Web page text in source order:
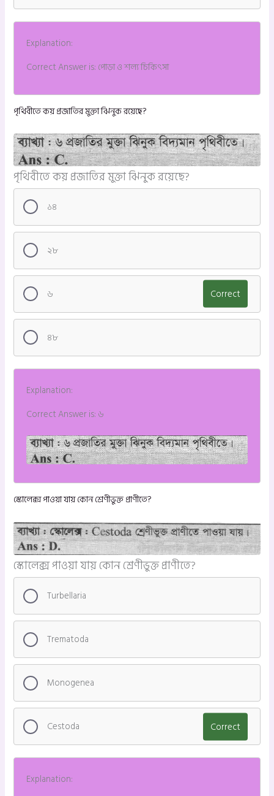
Explanation:
Correct Answer is: পোড়া ও শল্য চিকিৎসা
পৃথিবীতে কয় প্রজাতির মুক্তা ঝিনুক রয়েছে?
পৃথিবীতে কয় প্রজাতির মুক্তা ঝিনুক রয়েছে?
১৪
২৮
৬ Correct
৪৮
Explanation:
Correct Answer is: ৬
স্কোলেক্স পাওয়া যায় কোন শ্রেণীভুক্ত প্রাণীতে?
স্কোলেক্স পাওয়া যায় কোন শ্রেণীভুক্ত প্রাণীতে?
Turbellaria
Trematoda
Monogenea
Cestoda Correct
Explanation: